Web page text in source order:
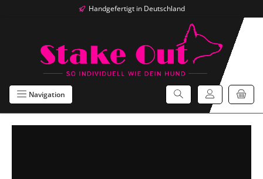
Zum Hauptinhalt springenHandgefertigt in Deutschland
Navigation